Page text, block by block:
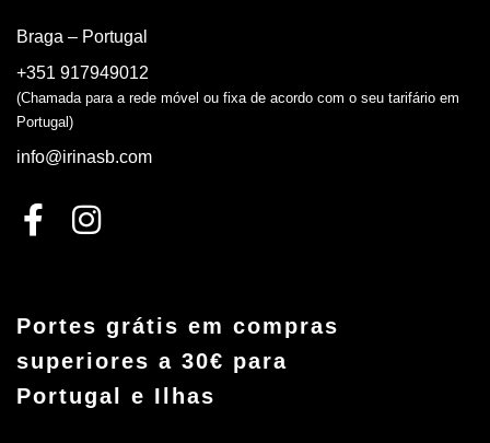
Braga – Portugal
+351 917949012
(Chamada para a rede móvel ou fixa de acordo com o seu tarifário em
Portugal)
info@irinasb.com
Portes grátis em compras
superiores a 30€ para
Portugal e Ilhas